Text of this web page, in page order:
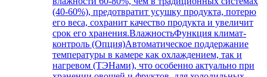
(40-60%), предотвратит усушку продукта, потерю
его веса, сохранит качество продукта и увеличит
срок его хранения.ВлажностьФункция климат-
контроль (Опция)Автоматическое поддержание
температуры в камере как охлаждением, так и
нагревом (ТЭНами), что особенно актуально при